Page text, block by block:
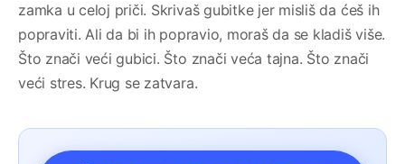
zamka u celoj priči. Skrivaš gubitke jer misliš da ćeš ih
popraviti. Ali da bi ih popravio, moraš da se kladiš više.
Što znači veći gubici. Što znači veća tajna. Što znači
veći stres. Krug se zatvara.